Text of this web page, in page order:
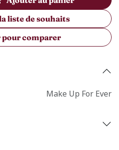
comparer
liste de souhaits
Make Up For Ever